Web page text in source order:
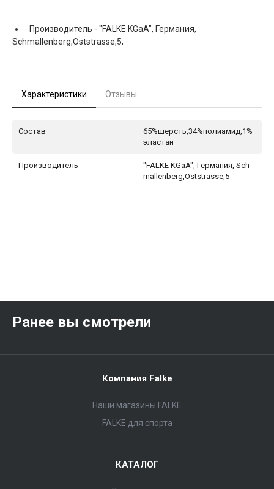
Производитель - "FALKE KGaA", Германия,
Schmallenberg,Oststrasse,5;
Характеристики Отзывы
Состав
65%шерсть,34%полиамид,1%
эластан
Производитель
"FALKE KGaA", Германия, Sch
mallenberg,Oststrasse,5
Ранее вы смотрели
Компания Falke
Наши магазины FALKE
FALKE для спорта
КАТАЛОГ